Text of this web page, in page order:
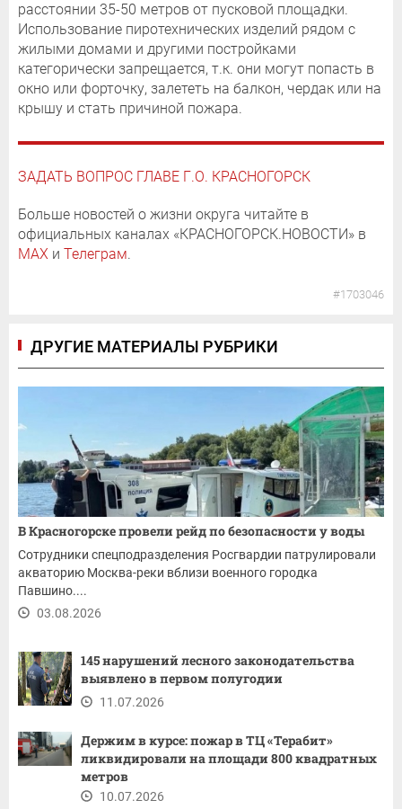
расстоянии 35-50 метров от пусковой площадки.
Использование пиротехнических изделий рядом с
жилыми домами и другими постройками
категорически запрещается, т.к. они могут попасть в
окно или форточку, залететь на балкон, чердак или на
крышу и стать причиной пожара.
ЗАДАТЬ ВОПРОС ГЛАВЕ Г.О. КРАСНОГОРСК
Больше новостей о жизни округа читайте в
официальных каналах «КРАСНОГОРСК.НОВОСТИ» в
MAX и Телеграм.
#1703046
ДРУГИЕ МАТЕРИАЛЫ РУБРИКИ
В Красногорске провели рейд по безопасности у воды
Сотрудники спецподразделения Росгвардии патрулировали
акваторию Москва-реки вблизи военного городка
Павшино....
03.08.2026
145 нарушений лесного законодательства
выявлено в первом полугодии
11.07.2026
Держим в курсе: пожар в ТЦ «Терабит»
ликвидировали на площади 800 квадратных
метров
10.07.2026